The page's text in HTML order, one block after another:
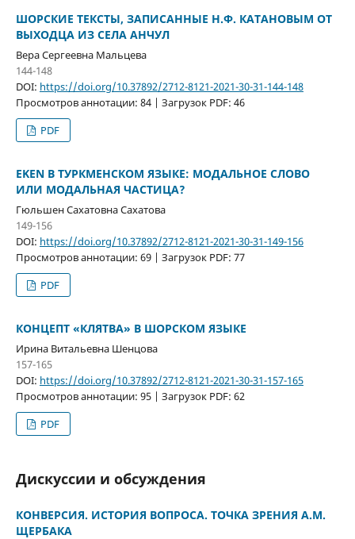
ШОРСКИЕ ТЕКСТЫ, ЗАПИСАННЫЕ Н.Ф. КАТАНОВЫМ ОТ
ВЫХОДЦА ИЗ СЕЛА АНЧУЛ
Вера Сергеевна Мальцева
144-148
DOI: https://doi.org/10.37892/2712-8121-2021-30-31-144-148
Просмотров аннотации: 84 | Загрузок PDF: 46
PDF
EKEN В ТУРКМЕНСКОМ ЯЗЫКЕ: МОДАЛЬНОЕ СЛОВО
ИЛИ МОДАЛЬНАЯ ЧАСТИЦА?
Гюльшен Сахатовна Сахатова
149-156
DOI: https://doi.org/10.37892/2712-8121-2021-30-31-149-156
Просмотров аннотации: 69 | Загрузок PDF: 77
PDF
КОНЦЕПТ «КЛЯТВА» В ШОРСКОМ ЯЗЫКЕ
Ирина Витальевна Шенцова
157-165
DOI: https://doi.org/10.37892/2712-8121-2021-30-31-157-165
Просмотров аннотации: 95 | Загрузок PDF: 62
PDF
Дискуссии и обсуждения
КОНВЕРСИЯ. ИСТОРИЯ ВОПРОСА. ТОЧКА ЗРЕНИЯ А.М.
ЩЕРБАКА